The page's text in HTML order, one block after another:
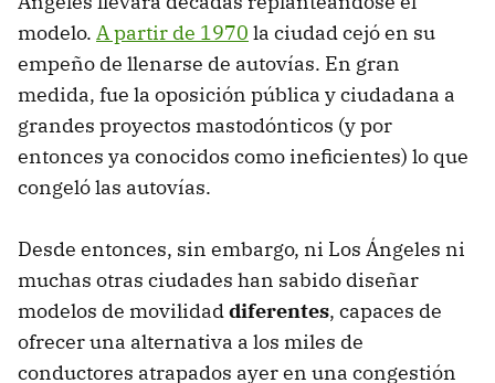
modelo. A partir de 1970 la ciudad cejó en su
empeño de llenarse de autovías. En gran
medida, fue la oposición pública y ciudadana a
grandes proyectos mastodónticos (y por
entonces ya conocidos como ineficientes) lo que
congeló las autovías.
Desde entonces, sin embargo, ni Los Ángeles ni
muchas otras ciudades han sabido diseñar
modelos de movilidaddiferentes, capaces de
ofrecer una alternativa a los miles de
conductores atrapados ayer en una congestión